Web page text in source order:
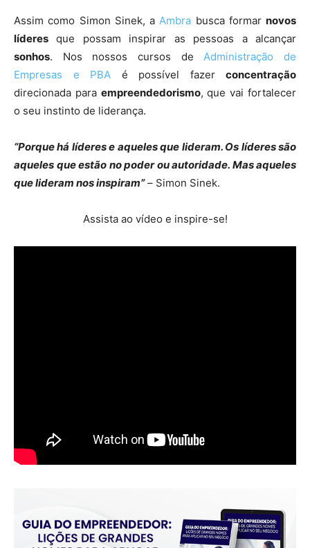
Assim como Simon Sinek, aAmbra busca formar novos
líderes que possam inspirar as pessoas a alcançar
sonhos. Nos nossos cursos deAdministração de
Empresas e PBA é possível fazer concentração
direcionada para empreendedorismo, que vai fortalecer
o seu instinto de liderança.
“Porque há líderes e aqueles que lideram. Os líderes são
aqueles que estão no poder ou autoridade. Mas aqueles
que lideram nos inspiram”– Simon Sinek.
Assista ao vídeo e inspire-se!